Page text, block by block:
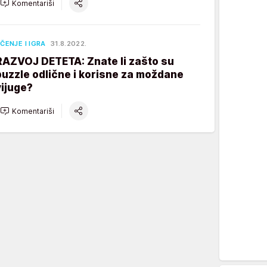
Komentariši
I IGRA 31.8.2022.
DETETA: Znate li zašto su
odlične i korisne za moždane
Komentariši